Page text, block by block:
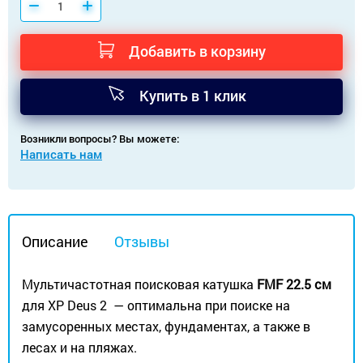
Добавить в корзину
Купить в 1 клик
Возникли вопросы? Вы можете:
Написать нам
Описание Отзывы
Мультичастотная поисковая катушка FMF 22.5 см
для XP Deus 2 — оптимальна при поиске на
замусоренных местах, фундаментах, а также в
лесах и на пляжах.